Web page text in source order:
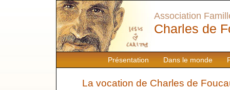
Présentation Dans le monde
Association
Charles de
La vocation de Charles de